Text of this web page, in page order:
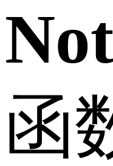
函